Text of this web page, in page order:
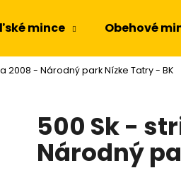
mince Obehové
2008 - Národný park Nízke Tatry - BK
500 Sk -
Národný
nájsť?
HĽADAŤ